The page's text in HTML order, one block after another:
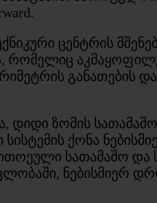
ცენტრის
რომელიც
განათების
დიდი ზომის
ქონა
სათამაშო და
ნებისმიერ